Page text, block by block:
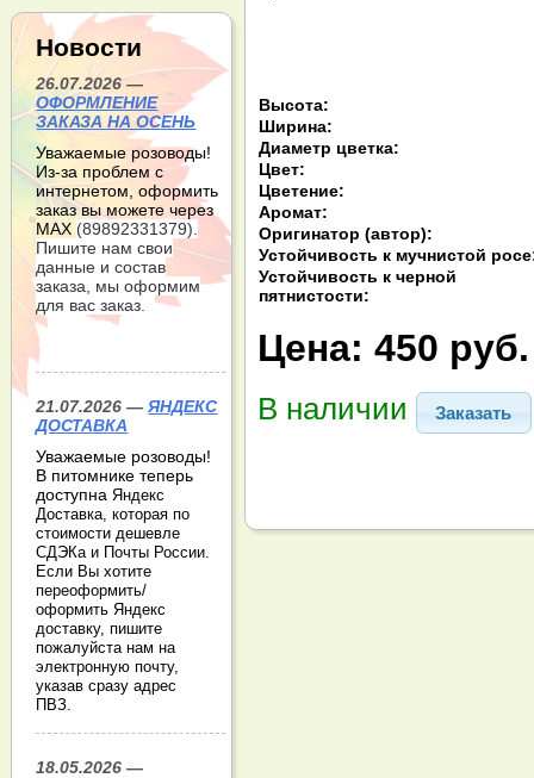
Высота:
Ширина:
Диаметр цветка:
Цвет:
Цветение:
Аромат:
Оригинатор (автор):
Устойчивость к мучнистой
Устойчивость к черной
пятнистости:
Цена: 450 руб.
В наличии Заказать
Новости
26.07.2026 —
ОФОРМЛЕНИЕ
ЗАКАЗА НА ОСЕНЬ
Уважаемые розоводы!
Из-за проблем с
интернетом, оформить
заказ вы можете через
МАХ (89892331379).
Пишите нам свои
данные и состав
заказа, мы оформим
для вас заказ.
21.07.2026 —ЯНДЕКС
ДОСТАВКА
Уважаемые розоводы!
В питомнике теперь
доступнаЯндекс
Доставка, которая по
стоимости дешевле
СДЭКа и Почты России.
Если Вы хотите
переоформить/
оформить Яндекс
доставку, пишите
пожалуйста нам на
электронную почту,
указав сразу адрес
ПВЗ.
18.05.2026 —